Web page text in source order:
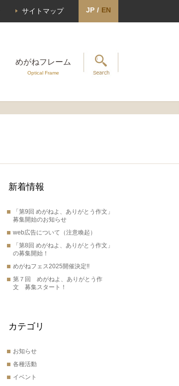
サイトマップ JP / EN
めがねフレーム
Optical Frame
新着情報
「第9回 めがねよ、ありがとう作文」
募集開始のお知らせ
web広告について（注意喚起）
「第8回 めがねよ、ありがとう作文」
の募集開始！
めがねフェス2025開催決定!!
第７回 めがねよ、ありがとう作
文 募集スタート！
カテゴリ
お知らせ
各種活動
イベント